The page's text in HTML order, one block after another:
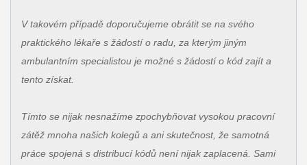
V takovém případě doporučujeme obrátit se na svého
praktického lékaře s žádostí o radu, za kterým jiným
ambulantním specialistou je možné s žádostí o kód zajít a
tento získat.
Tímto se nijak nesnažíme zpochybňovat vysokou pracovní
zátěž mnoha našich kolegů a ani skutečnost, že samotná
práce spojená s distribucí kódů není nijak zaplacená. Sami